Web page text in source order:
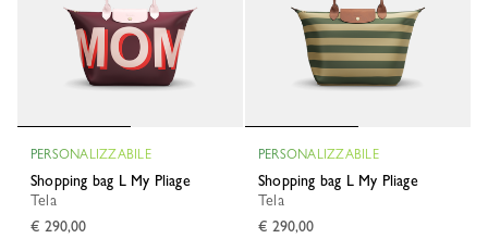
PERSONALIZZABILE
Shopping bag L My Pliage
Tela
€ 290,00
PERSONALIZZABILE
Shopping bag L My Pliage
Tela
€ 290,00